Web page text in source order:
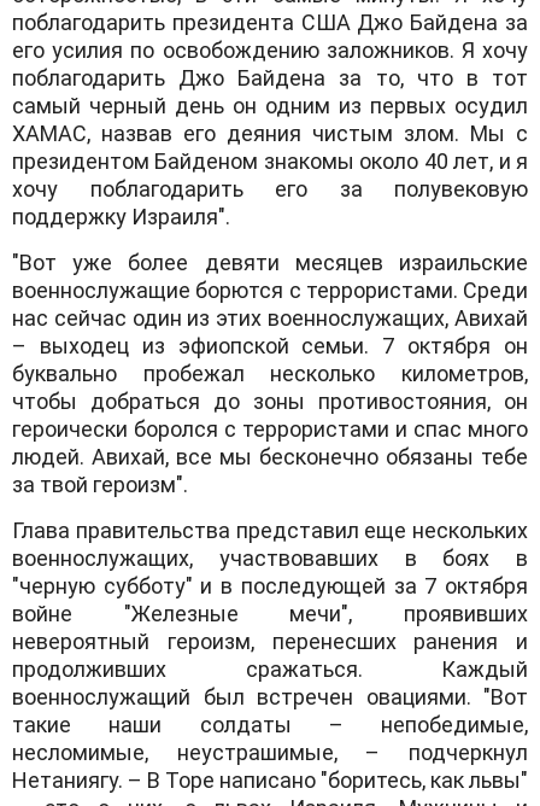
поблагодарить президента США Джо Байдена за
его усилия по освобождению заложников. Я хочу
поблагодарить Джо Байдена за то, что в тот
самый черный день он одним из первых осудил
ХАМАС, назвав его деяния чистым злом. Мы с
президентом Байденом знакомы около 40 лет, и я
хочу поблагодарить его за полувековую
поддержку Израиля".
"Вот уже более девяти месяцев израильские
военнослужащие борются с террористами. Среди
нас сейчас один из этих военнослужащих, Авихай
– выходец из эфиопской семьи. 7 октября он
буквально пробежал несколько километров,
чтобы добраться до зоны противостояния, он
героически боролся с террористами и спас много
людей. Авихай, все мы бесконечно обязаны тебе
за твой героизм".
Глава правительства представил еще нескольких
военнослужащих, участвовавших в боях в
"черную субботу" и в последующей за 7 октября
войне "Железные мечи", проявивших
невероятный героизм, перенесших ранения и
продолживших сражаться. Каждый
военнослужащий был встречен овациями. "Вот
такие наши солдаты – непобедимые,
несломимые, неустрашимые, – подчеркнул
Нетаниягу. – В Торе написано "боритесь, как львы"